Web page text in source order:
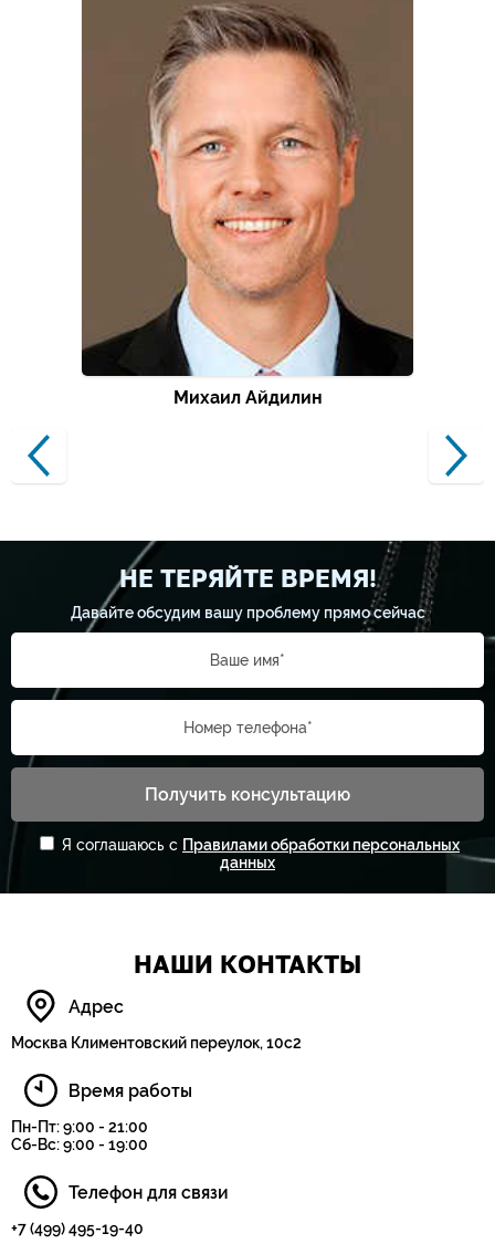
Михаил Айдилин
НЕ ТЕРЯЙТЕ ВРЕМЯ!
Давайте обсудим вашу проблему прямо сейчас
Ваше имя*
Номер телефона*
Получить консультацию
Я соглашаюсь с Правилами обработки персональных
данных
НАШИ КОНТАКТЫ
Адрес
Москва Климентовский переулок, 10с2
Время работы
Пн-Пт: 9:00 - 21:00
Сб-Вс: 9:00 - 19:00
Телефон для связи
+7 (499) 495-19-40